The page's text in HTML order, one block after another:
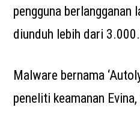
pengguna berlangganan
diunduh lebih dari
Malware bernama
peneliti keamanan